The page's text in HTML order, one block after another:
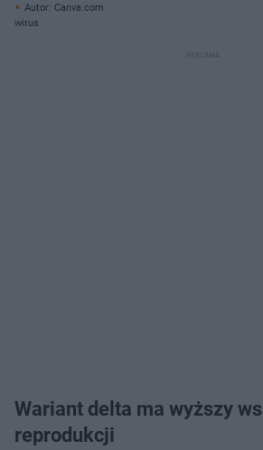
Autor: Canva.com
wirus
Wariant delta ma wyższy
reprodukcji